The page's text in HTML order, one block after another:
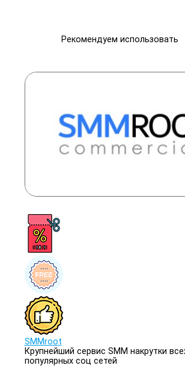
Рекомендуем использовать
SMMroot
Крупнейший сервис SMM накрутки
популярных соц сетей